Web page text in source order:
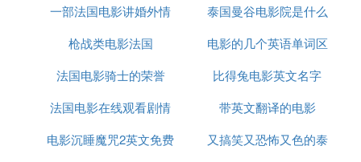
大家好，我是 @云中之笔
《肖申克的救赎》救赎了主人公安迪自己和监狱中的
此艰难以及常人无法想象的困境，但是因为有希望
在，所以不会放弃。在绝境之中坚守着希望，希望的
意义在于超越眼前困难的阻隔，在眼前看不到转机的
时候依旧相信在远方的美好。不向命运屈服和低头，
一部法国电影讲婚外情
泰国曼谷电影院是什么
字幕
枪战类电影法国
电影的几个英语单词区
分
法国电影骑士的荣誉
比得兔电影英文名字
法国电影在线观看剧情
带英文翻译的电影
电影沉睡魔咒2英文免费
又搞笑又恐怖又色的泰